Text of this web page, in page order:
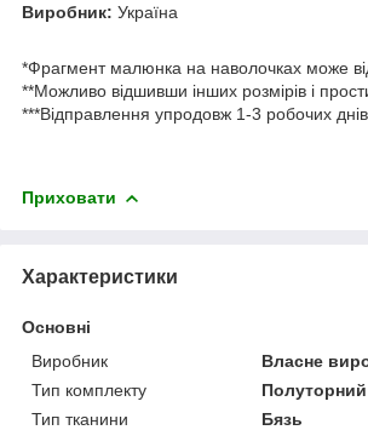
Виробник: Україна
*Фрагмент малюнка на наволочках може
**Можливо відшивши інших розмірів і
***Відправлення упродовж 1-3 робочих днів
Приховати
Характеристики
Основні
Виробник
Власне
Тип комплекту
Полуторний
Тип тканини
Бязь